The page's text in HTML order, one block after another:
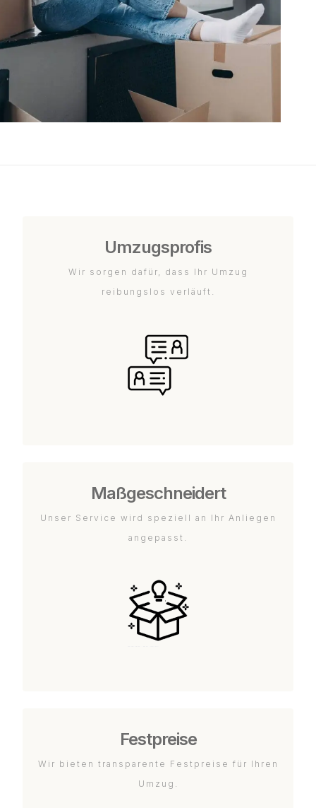
Umzugsprofis
Wir sorgen dafür, dass Ihr Umzug
reibungslos verläuft.
Maßgeschneidert
Unser Service wird speziell an Ihr Anliegen
angepasst.
Festpreise
Wir bieten transparente Festpreise für Ihren
Umzug.